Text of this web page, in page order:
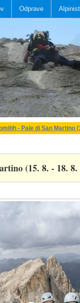
Odprave
- Pale di San Martino
(15. 8. - 18. 8.